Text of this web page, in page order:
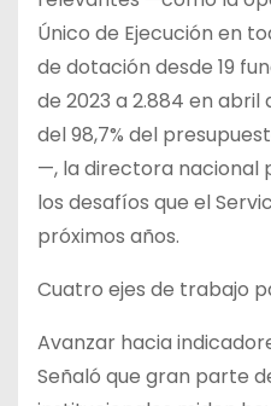
Único de Ejecución en
de dotación desde 19
de 2023 a 2.884 en abril
del 98,7% del
—, la directora nacional
los desafíos que el
próximos años.
Cuatro ejes de trabajo
Avanzar hacia
Señaló que gran parte